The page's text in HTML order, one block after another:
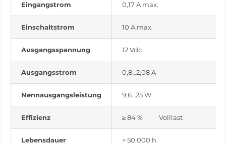
Eingangstrom 0,17 A max.
Einschaltstrom 10 A max.
Ausgangsspannung 12 Vdc
Ausgangsstrom 0,8…2,08 A
Nennausgangsleistung 9,6…25 W
Effizienz ≥ 84 % Volllast
Lebensdauer > 50.000 h